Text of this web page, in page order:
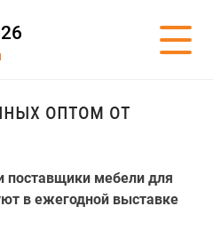
оптом от
поставщики мебели для
в ежегодной выставке